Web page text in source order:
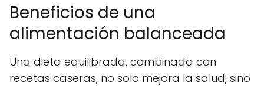
Beneficios de una
alimentación balanceada
Una dieta equilibrada, combinada con
recetas caseras, no solo mejora la salud, sino